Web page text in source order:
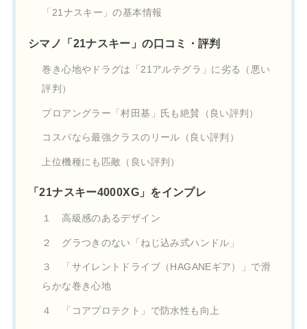
「21ナスキー」の基本情報
シマノ「21ナスキー」の口コミ・評判
巻き心地やドラグは「21アルテグラ」に劣る（悪い
評判）
プロアングラー「村田基」氏も絶賛（良い評判）
コスパなら最強クラスのリール（良い評判）
上位機種にも匹敵（良い評判）
「21ナスキー4000XG」をインプレ
１ 高級感のあるデザイン
２ グラつきのない「ねじ込み式ハンドル」
３ 「サイレントドライブ（HAGANEギア）」で滑
らかな巻き心地
４ 「コアプロテクト」で防水性も向上